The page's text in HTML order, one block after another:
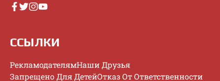
ССЫЛКИ
РекламодателямНаши Друзья
Запрещено Для ДетейОтказ От Ответственности